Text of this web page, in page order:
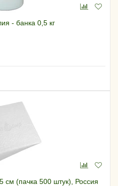
- банка 0,5 кг
см (пачка 500 штук), Россия